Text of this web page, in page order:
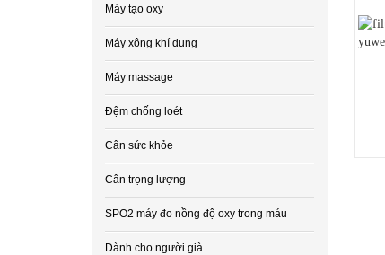
Máy tạo oxy
Máy xông khí dung
Máy massage
Đệm chống loét
Cân sức khỏe
Cân trọng lượng
SPO2 máy đo nồng độ oxy trong máu
Dành cho người già